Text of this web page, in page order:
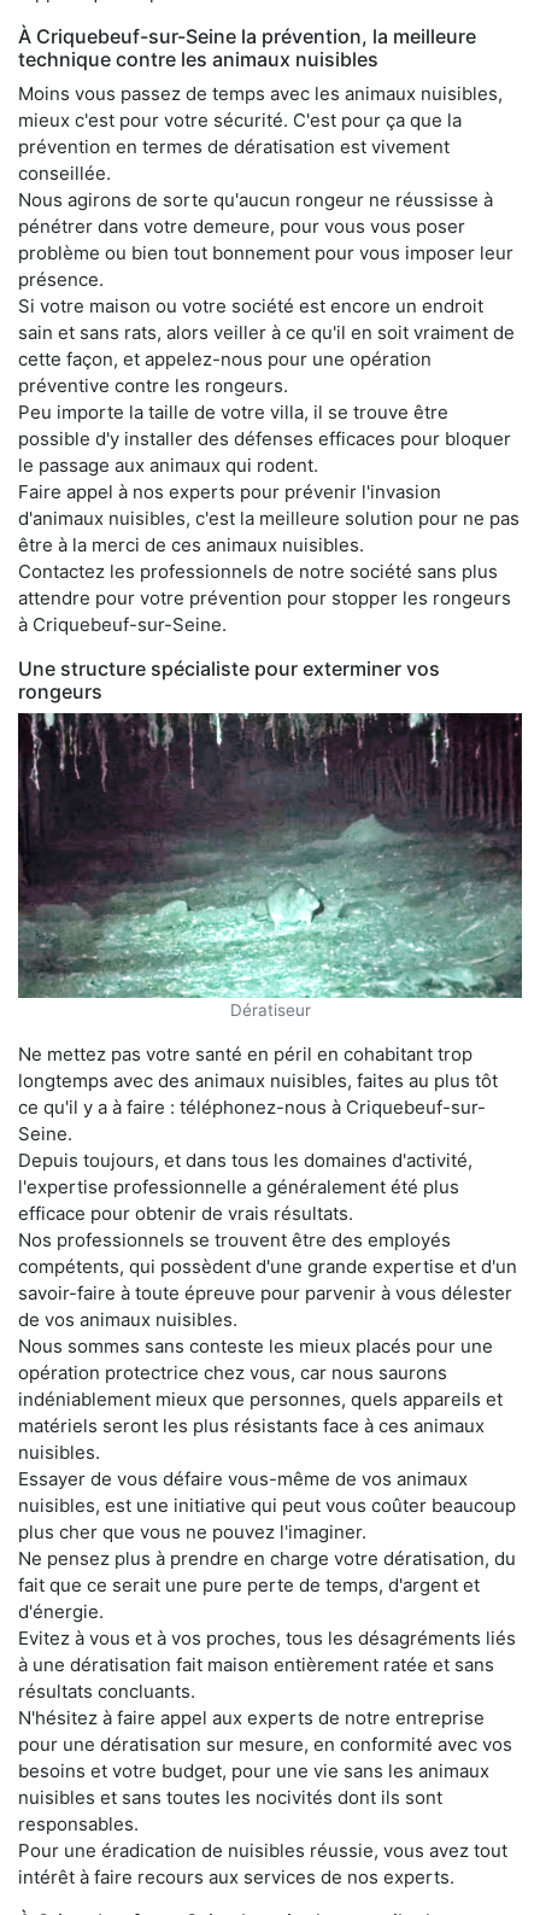
À Criquebeuf-sur-Seine la prévention, la meilleure
technique contre les animaux nuisibles
Moins vous passez de temps avec les animaux nuisibles,
mieux c'est pour votre sécurité. C'est pour ça que la
prévention en termes de dératisation est vivement
conseillée.
Nous agirons de sorte qu'aucun rongeur ne réussisse à
pénétrer dans votre demeure, pour vous vous poser
problème ou bien tout bonnement pour vous imposer leur
présence.
Si votre maison ou votre société est encore un endroit
sain et sans rats, alors veiller à ce qu'il en soit vraiment de
cette façon, et appelez-nous pour une opération
préventive contre les rongeurs.
Peu importe la taille de votre villa, il se trouve être
possible d'y installer des défenses efficaces pour bloquer
le passage aux animaux qui rodent.
Faire appel à nos experts pour prévenir l'invasion
d'animaux nuisibles, c'est la meilleure solution pour ne pas
être à la merci de ces animaux nuisibles.
Contactez les professionnels de notre société sans plus
attendre pour votre prévention pour stopper les rongeurs
à Criquebeuf-sur-Seine.
Une structure spécialiste pour exterminer vos
rongeurs
Dératiseur
Ne mettez pas votre santé en péril en cohabitant trop
longtemps avec des animaux nuisibles, faites au plus tôt
ce qu'il y a à faire : téléphonez-nous à Criquebeuf-sur-
Seine.
Depuis toujours, et dans tous les domaines d'activité,
l'expertise professionnelle a généralement été plus
efficace pour obtenir de vrais résultats.
Nos professionnels se trouvent être des employés
compétents, qui possèdent d'une grande expertise et d'un
savoir-faire à toute épreuve pour parvenir à vous délester
de vos animaux nuisibles.
Nous sommes sans conteste les mieux placés pour une
opération protectrice chez vous, car nous saurons
indéniablement mieux que personnes, quels appareils et
matériels seront les plus résistants face à ces animaux
nuisibles.
Essayer de vous défaire vous-même de vos animaux
nuisibles, est une initiative qui peut vous coûter beaucoup
plus cher que vous ne pouvez l'imaginer.
Ne pensez plus à prendre en charge votre dératisation, du
fait que ce serait une pure perte de temps, d'argent et
d'énergie.
Evitez à vous et à vos proches, tous les désagréments liés
à une dératisation fait maison entièrement ratée et sans
résultats concluants.
N'hésitez à faire appel aux experts de notre entreprise
pour une dératisation sur mesure, en conformité avec vos
besoins et votre budget, pour une vie sans les animaux
nuisibles et sans toutes les nocivités dont ils sont
responsables.
Pour une éradication de nuisibles réussie, vous avez tout
intérêt à faire recours aux services de nos experts.